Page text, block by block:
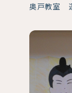
奥戸教室